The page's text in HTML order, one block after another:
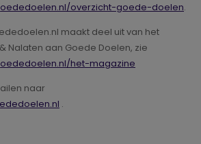
overzicht-goede-doelen.
maakt deel uit van het
Nalaten aan Goede Doelen, zie
het-magazine
naar
.